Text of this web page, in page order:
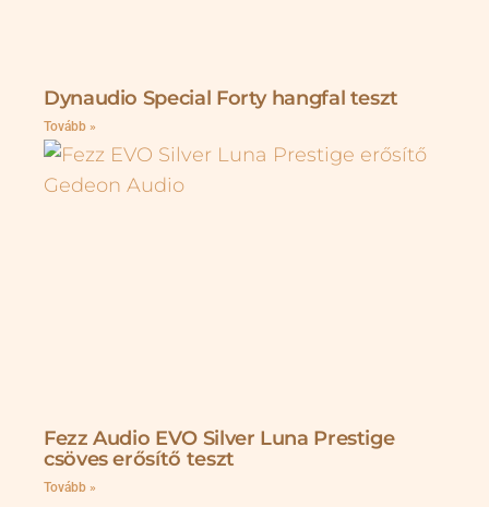
Dynaudio Special Forty hangfal teszt
Tovább »
Fezz Audio EVO Silver Luna Prestige
csöves erősítő teszt
Tovább »